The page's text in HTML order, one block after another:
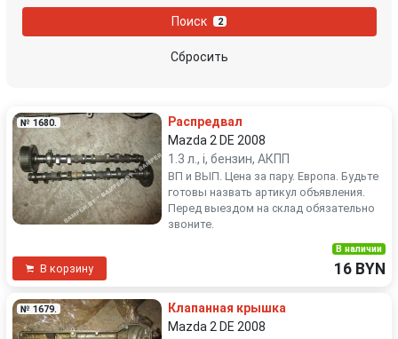
Поиск 2
Сбросить
№ 1680.
Распредвал
Mazda 2 DE 2008
1.3 л., i, бензин, АКПП
ВП и ВЫП. Цена за пару. Европа. Будьте
готовы назвать артикул объявления.
Перед выездом на склад обязательно
звоните.
В корзину
В наличии
16 BYN
№ 1679.
Клапанная крышка
Mazda 2 DE 2008